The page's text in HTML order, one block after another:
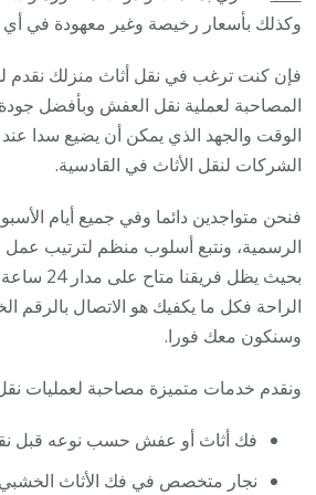
وكذلك بأسعار رخيصة وغير معهودة في
فإن كنت ترغب في نقل أثاث منزلك نقدم
المصاحبة لعملية نقل العفش وبأفضل
الوقت والجهد الذي يمكن أن يضيع سدا
الشركات لنقل الأثاث في القادسية.
فنحن متواجدين دائما وفي جميع أيام
الرسمية، ونتبع أسلوب منظم لترتيب
بحيث يظل
وسنكون معك فورا.
ونقدم خدمات متميزة مصاحبة لعمليات نقل
فك أثاث أو عفش حسب نوعه قبل
نجار متخصص في فك الأثاث الخشبي